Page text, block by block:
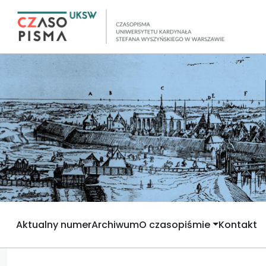
Aktualny numerArchiwumO czasopiśmie Kontakt